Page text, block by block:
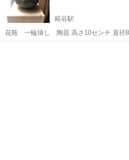
糀谷駅
花瓶 一輪挿し 陶器 高さ10センチ 直径8